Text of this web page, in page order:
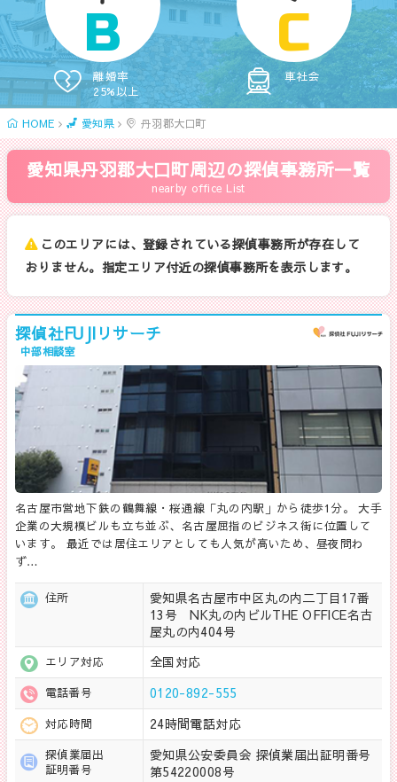
B
離婚率
25%以上
C
車社会
HOME 愛知県 丹羽郡大口町
愛知県丹羽郡大口町周辺の探偵事務所一覧
nearby office List
このエリアには、登録されている探偵事務所が存在して
おりません。指定エリア付近の探偵事務所を表示します。
探偵社FUJIリサーチ
中部相談室
名古屋市営地下鉄の鶴舞線・桜通線「丸の内駅」から徒歩1分。 大手
企業の大規模ビルも立ち並ぶ、名古屋屈指のビジネス街に位置して
います。 最近では居住エリアとしても人気が高いため、昼夜問わ
ず…
住所
愛知県名古屋市中区丸の内二丁目17番
13号 NK丸の内ビルTHE OFFICE名古
屋丸の内404号
エリア対応 全国対応
電話番号 0120-892-555
対応時間 24時間電話対応
探偵業届出
証明番号
愛知県公安委員会 探偵業届出証明番号
第54220008号